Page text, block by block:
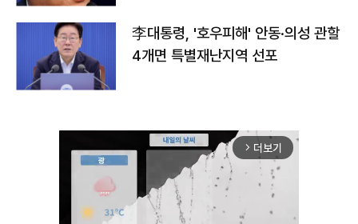
李대통령, '호우피해' 안동·의성 관할
4개면 특별재난지역 선포
arrow_forward_ios 더보기